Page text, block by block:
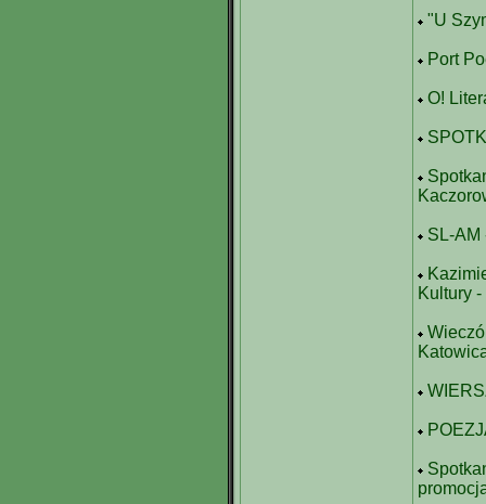
"U
Port
O!
SL-AM
Kultury